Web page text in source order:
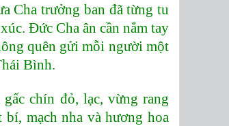
Cha trưởng ban đã từng tu
Đức Cha ân cần nắm tay
quên gửi mỗi người một
Bình.
chín đỏ, lạc, vừng rang
mạch nha và hương hoa